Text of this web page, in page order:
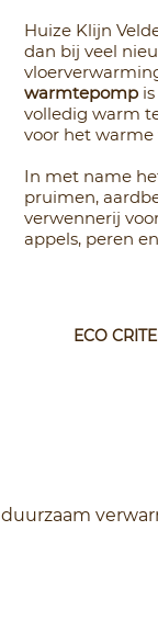
duurzaam
Huize Klijn
dan bij veel
warmtepomp
volledig warm
voor het
In met name
pruimen,
verwennerij
appels, peren
ECO